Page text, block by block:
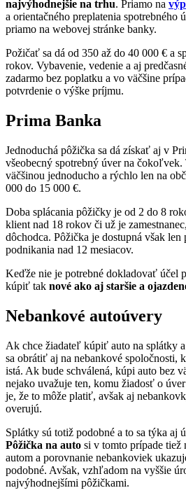
najvýhodnejšie na trhu. Priamo na
a orientačného preplatenia spotrebného
priamo na webovej stránke banky.
Požičať sa dá od 350 až do 40 000 € a
rokov. Vybavenie, vedenie a aj
zadarmo bez poplatku a vo väčšine
potvrdenie o výške príjmu.
Prima Banka
Jednoduchá pôžička sa dá získať aj v
všeobecný spotrebný úver na
väčšinou jednoducho a rýchlo len na
000 do 15 000 €.
Doba splácania pôžičky je od 2 do 8
klient nad 18 rokov či už je
dôchodca. Pôžička je dostupná však
podnikania nad 12 mesiacov.
Keďže nie je potrebné dokladovať účel
kúpiť tak nové ako aj staršie a
Nebankové autoúvery
Ak chce žiadateľ kúpiť auto na splátky
sa obrátiť aj na nebankové spoločnosti,
istá. Ak bude schválená, kúpi auto bez
nejako uvažuje ten, komu žiadosť o
je, že to môže platiť, avšak aj
overujú.
Splátky sú totiž podobné a to sa týka aj
Pôžička na auto si v tomto prípade tiež
autom a porovnanie nebankoviek
podobné. Avšak, vzhľadom na vyššie
najvýhodnejšími pôžičkami.